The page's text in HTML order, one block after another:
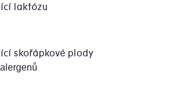
laktózu
skořápkové plody